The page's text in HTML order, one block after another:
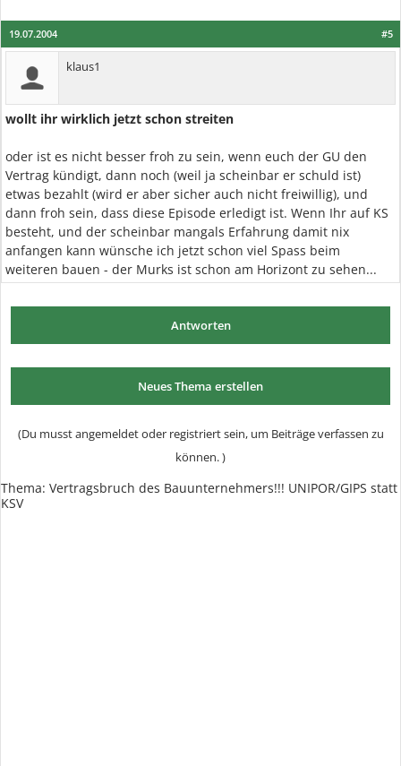
#5
19.07.2004
klaus1
wollt ihr wirklich jetzt schon streiten
oder ist es nicht besser froh zu sein, wenn euch der GU den
Vertrag kündigt, dann noch (weil ja scheinbar er schuld ist)
etwas bezahlt (wird er aber sicher auch nicht freiwillig), und
dann froh sein, dass diese Episode erledigt ist. Wenn Ihr auf KS
besteht, und der scheinbar mangals Erfahrung damit nix
anfangen kann wünsche ich jetzt schon viel Spass beim
weiteren bauen - der Murks ist schon am Horizont zu sehen...
Antworten
Neues Thema erstellen
(Du musst angemeldet oder registriert sein, um Beiträge verfassen zu
können. )
Thema: Vertragsbruch des Bauunternehmers!!! UNIPOR/GIPS statt
KSV